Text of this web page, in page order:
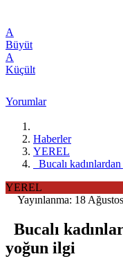
A
Büyüt
A
Küçült
Yorumlar
Haberler
YEREL
Bucalı
YEREL
Yayınlanma: 18
Bucalı
yoğun ilgi